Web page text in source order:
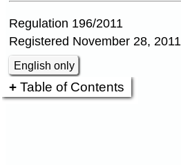
Regulation 196/2011
Registered November 28, 2011
English only
Table of Contents